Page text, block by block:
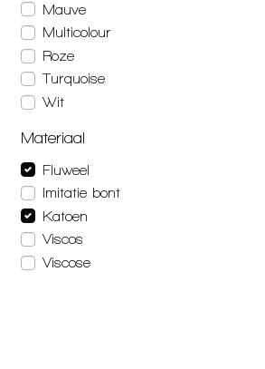
Mauve
Multicolour
Roze
Turquoise
Wit
Materiaal
Fluweel
Imitatie bont
Katoen
Viscos
Viscose